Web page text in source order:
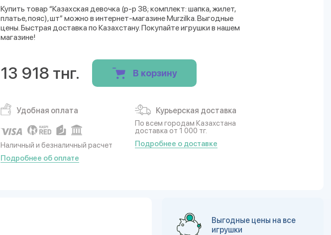
Купить товар “Казахская девочка (р-р 38; комплект: шапка, жилет,
платье, пояс), шт” можно в интернет-магазине Murzilka. Выгодные
цены. Быстрая доставка по Казахстану. Покупайте игрушки в нашем
магазине!
13 918 тнг. В корзину
Удобная оплата
Наличный и безналичный расчет
Подробнее об оплате
Курьерская доставка
По всем городам Казахстана
доставка от 1 000 тг.
Подробнее о доставке
Выгодные цены на все
игрушки